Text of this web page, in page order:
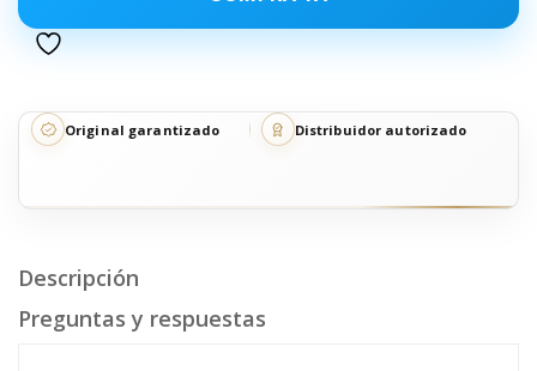
Original garantizado Distribuidor autorizado
Descripción
Preguntas y respuestas